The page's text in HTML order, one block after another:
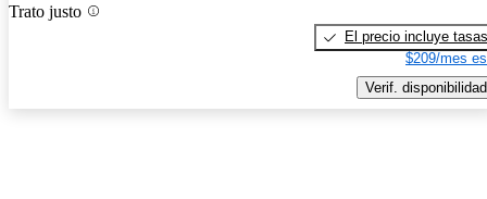
Trato justo
El precio incluye tasas
$209/mes
Verif. disponibilidad